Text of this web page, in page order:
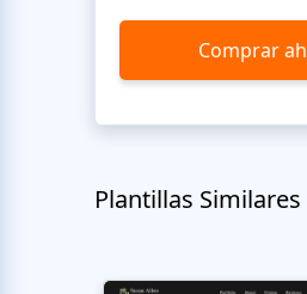
Comprar
Plantillas Similares